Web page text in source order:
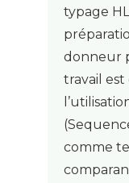
typage
donneur
travail est
comme